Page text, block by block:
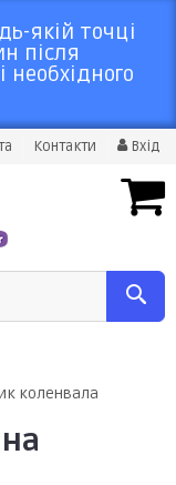
якій точці
після
Контакти Вхід
коленвала